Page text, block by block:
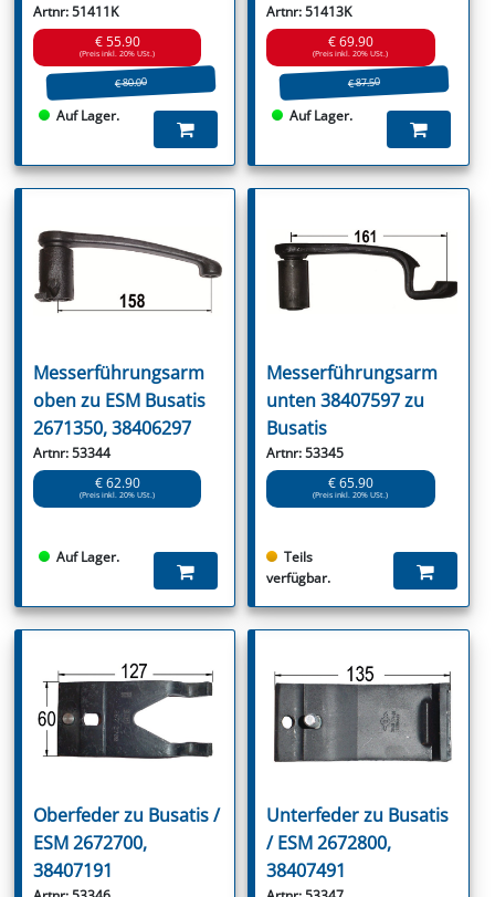
Artnr: 51411K
€ 55.90
(Preis inkl. 20% USt.)
€ 80.00
Auf Lager.
Artnr: 51413K
€ 69.90
(Preis inkl. 20% USt.)
€ 87.50
Auf Lager.
Messerführungsarm
oben zu ESM Busatis
2671350, 38406297
Artnr: 53344
€ 62.90
(Preis inkl. 20% USt.)
Auf Lager.
Messerführungsarm
unten 38407597 zu
Busatis
Artnr: 53345
€ 65.90
(Preis inkl. 20% USt.)
Teils
verfügbar.
Oberfeder zu Busatis /
ESM 2672700,
38407191
Unterfeder zu Busatis
/ ESM 2672800,
38407491